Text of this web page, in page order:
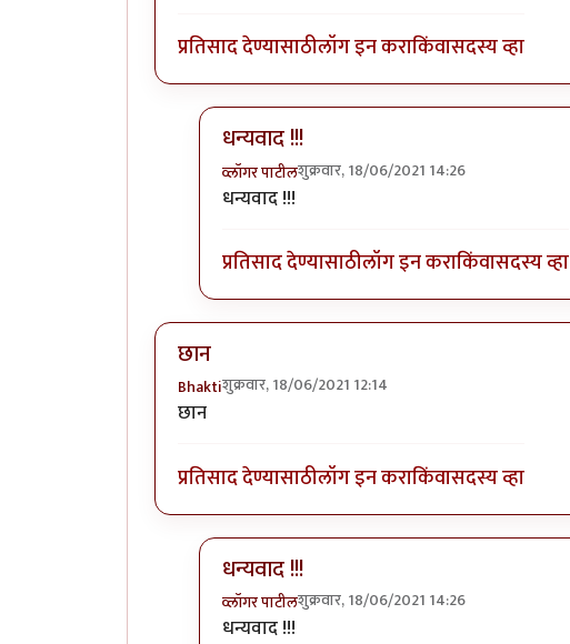
प्रतिसाद देण्यासाठीलॉग इन कराकिंवासदस्य व्हा
धन्यवाद !!!
व्लॉगर पाटीलशुक्रवार, 18/06/2021 14:26
In reply to
धन्यवाद !!!
प्रतिसाद देण्यासाठीलॉग इन कराकिंवासदस्य व्हा
छान
Bhaktiशुक्रवार, 18/06/2021 12:14
छान
प्रतिसाद देण्यासाठीलॉग इन कराकिंवासदस्य व्हा
धन्यवाद !!!
व्लॉगर पाटीलशुक्रवार, 18/06/2021 14:26
In reply to
धन्यवाद !!!